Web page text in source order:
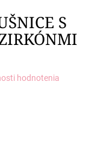
S
hodnotenia